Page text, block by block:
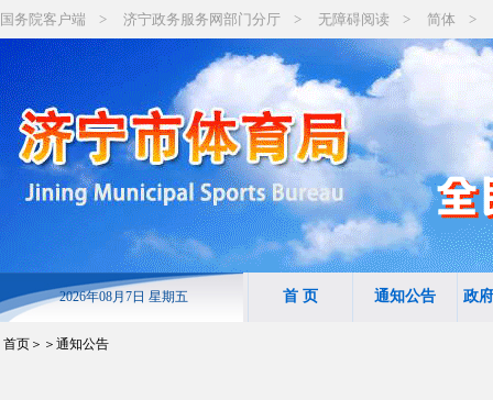
国务院客户端 > 济宁政务服务网部门分厅 > 无障碍阅读 > 简体 >
2026年08月7日 星期五 首 页 通知公告 政
首页 ＞＞通知公告